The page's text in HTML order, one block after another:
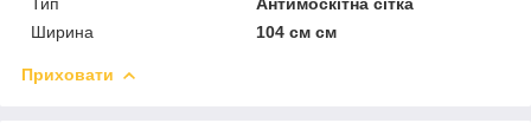
Ширина
104 см см
Приховати